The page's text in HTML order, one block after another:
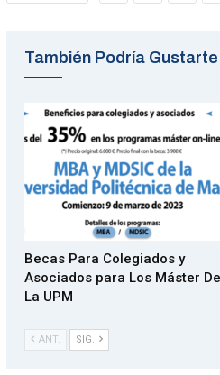
También Podría Gustarte
Becas Para Colegiados y
Asociados para Los Máster De
La UPM
ANT. SIG.